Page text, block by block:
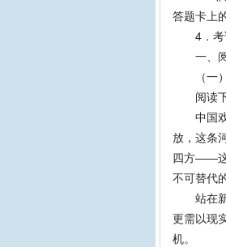
答题卡上
4．考试
一、阅
（一）
阅读下
中国戏
放，这条
四方——这
不可替代
站在新
更需以现
机。